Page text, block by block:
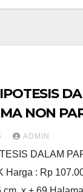
NON
ADMIN
DALAM
Harga : Rp